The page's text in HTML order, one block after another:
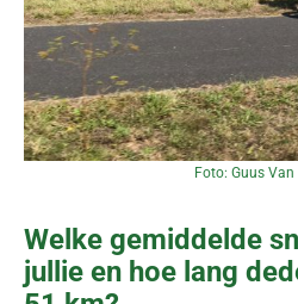
Foto: Guus Van
Welke gemiddelde
jullie en hoe lang